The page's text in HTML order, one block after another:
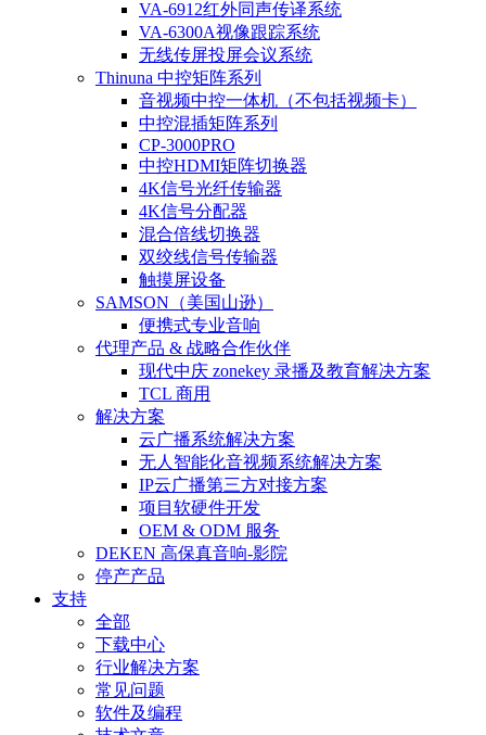
VA-6912红外同声传译系统
VA-6300A视像跟踪系统
无线传屏投屏会议系统
Thinuna 中控矩阵系列
音视频中控一体机（不包括视频卡）
中控混插矩阵系列
CP-3000PRO
中控HDMI矩阵切换器
4K信号光纤传输器
4K信号分配器
混合倍线切换器
双绞线信号传输器
触摸屏设备
SAMSON（美国山逊）
便携式专业音响
代理产品 & 战略合作伙伴
现代中庆 zonekey 录播及教育解决方案
TCL 商用
解决方案
云广播系统解决方案
无人智能化音视频系统解决方案
IP云广播第三方对接方案
项目软硬件开发
OEM & ODM 服务
DEKEN 高保真音响-影院
停产产品
支持
全部
下载中心
行业解决方案
常见问题
软件及编程